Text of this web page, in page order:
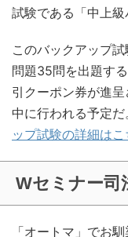
試験である「中上級
このバックアップ
問題35問を出題す
引クーポン券が進
中に行われる予定だ
ップ試験の詳細はこ
Wセミナー司
「オートマ」でお